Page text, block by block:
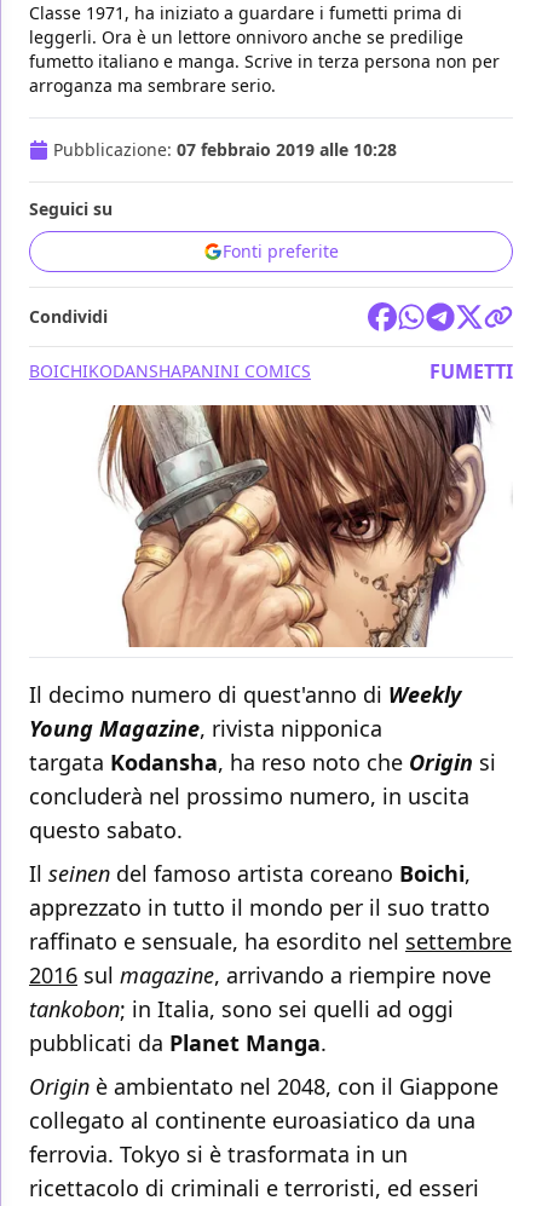
Classe 1971, ha iniziato a guardare i fumetti prima di
leggerli. Ora è un lettore onnivoro anche se predilige
fumetto italiano e manga. Scrive in terza persona non per
arroganza ma sembrare serio.
Pubblicazione: 07 febbraio 2019 alle 10:28
Seguici su
Fonti preferite
Condividi
BOICHIKODANSHAPANINI COMICS FUMETTI
Il decimo numero di quest'anno di Weekly
Young Magazine, rivista nipponica
targata Kodansha, ha reso noto che Origin si
concluderà nel prossimo numero, in uscita
questo sabato.
Il seinen del famoso artista coreano Boichi,
apprezzato in tutto il mondo per il suo tratto
raffinato e sensuale, ha esordito nel settembre
2016 sul magazine, arrivando a riempire nove
tankobon; in Italia, sono sei quelli ad oggi
pubblicati da Planet Manga.
Origin è ambientato nel 2048, con il Giappone
collegato al continente euroasiatico da una
ferrovia. Tokyo si è trasformata in un
ricettacolo di criminali e terroristi, ed esseri